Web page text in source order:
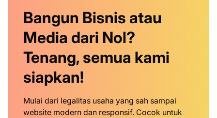
Bangun Bisnis atau
Media dari Nol?
Tenang, semua kami
siapkan!
Mulai dari legalitas usaha yang sah sampai
website modern dan responsif. Cocok untuk